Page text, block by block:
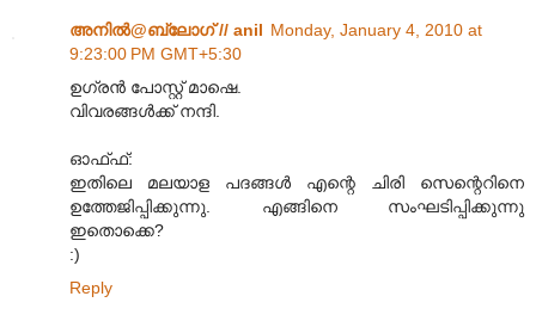
അനില്‍@ബ്ലോഗ് // anil Monday, January 4, 2010 at
9:23:00 PM GMT+5:30
ഉഗ്രന്‍ പോസ്റ്റ് മാഷെ.
വിവരങ്ങള്‍ക്ക് നന്ദി.
ഓഫ്ഫ്:
ഇതിലെ മലയാള പദങ്ങള്‍ എന്റെ ചിരി സെന്റെറിനെ
ഉത്തേജിപ്പിക്കുന്നു. എങ്ങിനെ സംഘടിപ്പിക്കുന്നു
ഇതൊക്കെ?
:)
Reply